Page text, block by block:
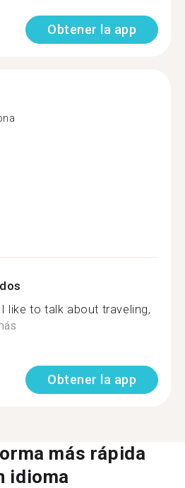
Obtener la app
like to talk about traveling,
Obtener la app
más rápida
idioma